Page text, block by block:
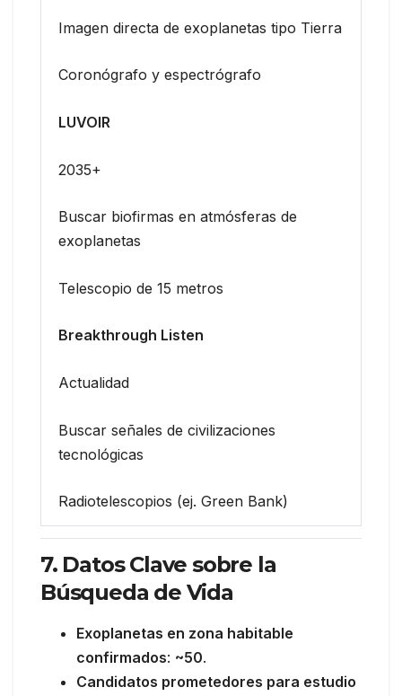
Imagen directa de exoplanetas tipo Tierra
Coronógrafo y espectrógrafo
LUVOIR
2035+
Buscar biofirmas en atmósferas de
exoplanetas
Telescopio de 15 metros
Breakthrough Listen
Actualidad
Buscar señales de civilizaciones
tecnológicas
Radiotelescopios (ej. Green Bank)
7. Datos Clave sobre la
Búsqueda de Vida
Exoplanetas en zona habitable
confirmados: ~50.
Candidatos prometedores para estudio